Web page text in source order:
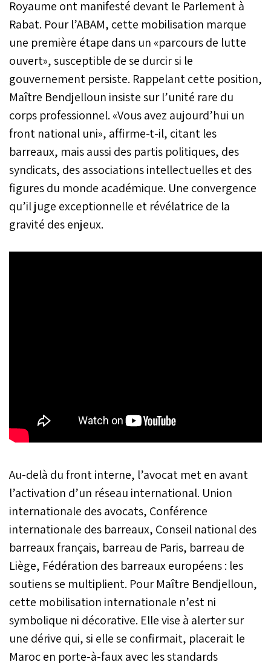
Royaume ont manifesté devant le Parlement à
Rabat. Pour l’ABAM, cette mobilisation marque
une première étape dans un «parcours de lutte
ouvert», susceptible de se durcir si le
gouvernement persiste. Rappelant cette position,
Maître Bendjelloun insiste sur l’unité rare du
corps professionnel. «Vous avez aujourd’hui un
front national uni», affirme-t-il, citant les
barreaux, mais aussi des partis politiques, des
syndicats, des associations intellectuelles et des
figures du monde académique. Une convergence
qu’il juge exceptionnelle et révélatrice de la
gravité des enjeux.
Au-delà du front interne, l’avocat met en avant
l’activation d’un réseau international. Union
internationale des avocats, Conférence
internationale des barreaux, Conseil national des
barreaux français, barreau de Paris, barreau de
Liège, Fédération des barreaux européens : les
soutiens se multiplient. Pour Maître Bendjelloun,
cette mobilisation internationale n’est ni
symbolique ni décorative. Elle vise à alerter sur
une dérive qui, si elle se confirmait, placerait le
Maroc en porte-à-faux avec les standards